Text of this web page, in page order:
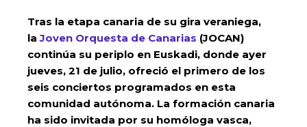
Tras la etapa canaria de su gira veraniega,
laJoven Orquesta de Canarias (JOCAN)
continúa su periplo en Euskadi, donde ayer
jueves, 21 de julio, ofreció el primero de los
seis conciertos programados en esta
comunidad autónoma. La formación canaria
ha sido invitada por su homóloga vasca,